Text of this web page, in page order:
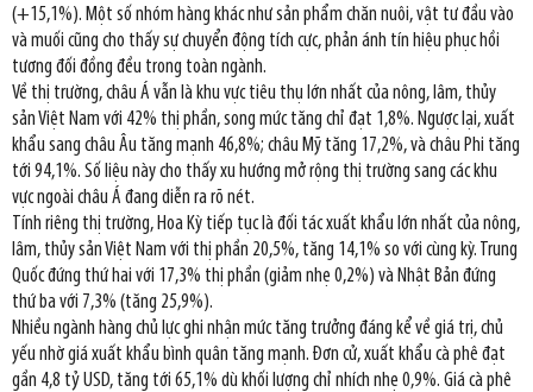
(+15,1%). Một số nhóm hàng khác như sản phẩm chăn nuôi, vật tư đầu vào
và muối cũng cho thấy sự chuyển động tích cực, phản ánh tín hiệu phục hồi
tương đối đồng đều trong toàn ngành.
Về thị trường, châu Á vẫn là khu vực tiêu thụ lớn nhất của nông, lâm, thủy
sản Việt Nam với 42% thị phần, song mức tăng chỉ đạt 1,8%. Ngược lại, xuất
khẩu sang châu Âu tăng mạnh 46,8%; châu Mỹ tăng 17,2%, và châu Phi tăng
tới 94,1%. Số liệu này cho thấy xu hướng mở rộng thị trường sang các khu
vực ngoài châu Á đang diễn ra rõ nét.
Tính riêng thị trường, Hoa Kỳ tiếp tục là đối tác xuất khẩu lớn nhất của nông,
lâm, thủy sản Việt Nam với thị phần 20,5%, tăng 14,1% so với cùng kỳ. Trung
Quốc đứng thứ hai với 17,3% thị phần (giảm nhẹ 0,2%) và Nhật Bản đứng
thứ ba với 7,3% (tăng 25,9%).
Nhiều ngành hàng chủ lực ghi nhận mức tăng trưởng đáng kể về giá trị, chủ
yếu nhờ giá xuất khẩu bình quân tăng mạnh. Đơn cử, xuất khẩu cà phê đạt
gần 4,8 tỷ USD, tăng tới 65,1% dù khối lượng chỉ nhích nhẹ 0,9%. Giá cà phê